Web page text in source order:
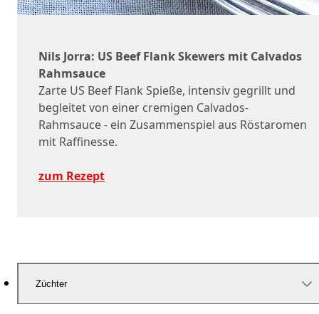
Nils Jorra: US Beef Flank Skewers mit Calvados
Rahmsauce
Zarte US Beef Flank Spieße, intensiv gegrillt und
begleitet von einer cremigen Calvados-
Rahmsauce - ein Zusammenspiel aus Röstaromen
mit Raffinesse.
zum Rezept
Züchter